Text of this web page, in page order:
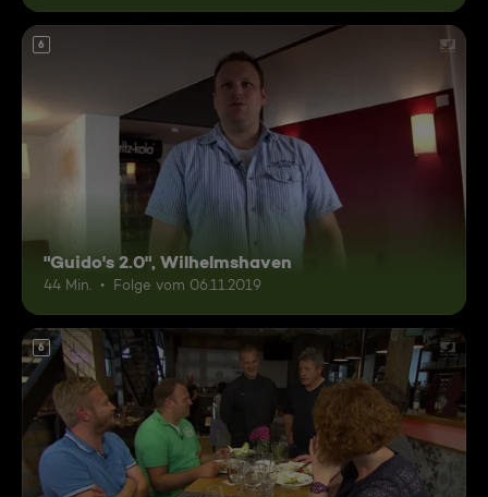
6
"Guido's 2.0", Wilhelmshaven
44 Min. Folge vom 06.11.2019
6